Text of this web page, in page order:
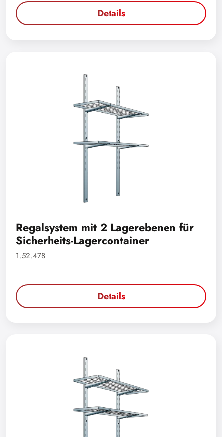
Details
Regalsystem mit 2 Lagerebenen für
Sicherheits-Lagercontainer
1.52.478
Details